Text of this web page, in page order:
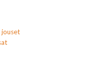
jouset